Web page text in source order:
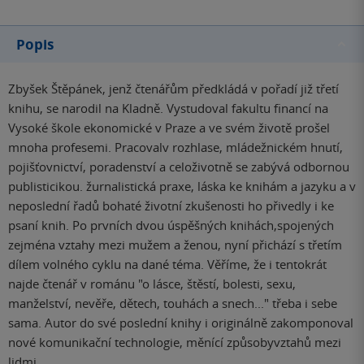
Popis
Zbyšek Štěpánek, jenž čtenářům předkládá v pořadí již třetí
knihu, se narodil na Kladně. Vystudoval fakultu financí na
Vysoké škole ekonomické v Praze a ve svém životě prošel
mnoha profesemi. Pracovalv rozhlase, mládežnickém hnutí,
pojišťovnictví, poradenství a celoživotně se zabývá odbornou
publisticikou. žurnalistická praxe, láska ke knihám a jazyku a v
neposlední řadů bohaté životní zkušenosti ho přivedly i ke
psaní knih. Po prvních dvou úspěšných knihách,spojených
zejména vztahy mezi mužem a ženou, nyní přichází s třetím
dílem volného cyklu na dané téma. Věříme, že i tentokrát
najde čtenář v románu "o lásce, štěstí, bolesti, sexu,
manželství, nevěře, dětech, touhách a snech..." třeba i sebe
sama. Autor do své poslední knihy i originálně zakomponoval
nové komunikační technologie, měnící způsobyvztahů mezi